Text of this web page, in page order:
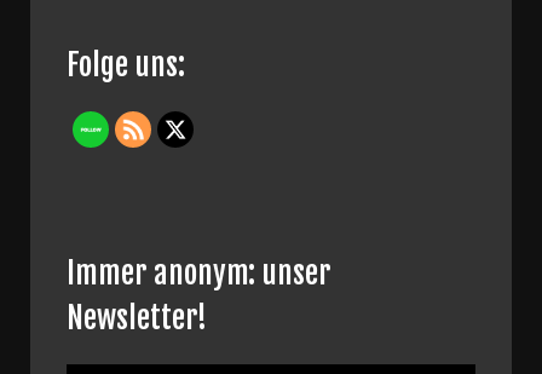
Folge uns:
Immer anonym: unser
Newsletter!